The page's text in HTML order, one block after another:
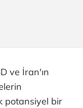
ve İran'ın
potansiyel bir